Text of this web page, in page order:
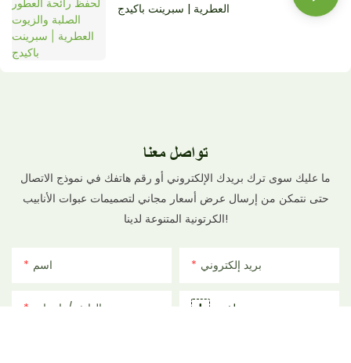
العطرية | سبرينت باكيدج
تواصل معنا
ما عليك سوى ترك بريدك الإلكتروني أو رقم هاتفك في نموذج الاتصال
حتى نتمكن من إرسال عرض أسعار مجاني لتصميمات عبوات الأنابيب
الكرتونية المتنوعة لدينا!
اسم بريد إلكتروني
الهاتف/واتساب ملف